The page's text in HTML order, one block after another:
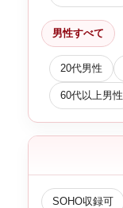
男性すべて
20代男性
60代以上男性
SOHO収録可